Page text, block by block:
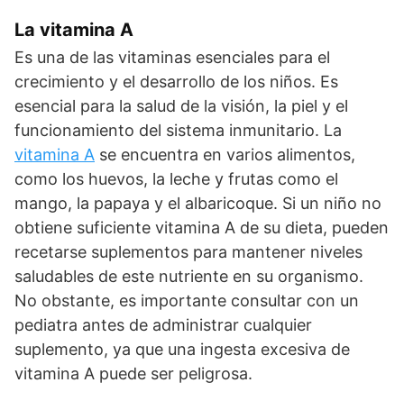
La vitamina A
Es una de las vitaminas esenciales para el
crecimiento y el desarrollo de los niños. Es
esencial para la salud de la visión, la piel y el
funcionamiento del sistema inmunitario. La
vitamina A se encuentra en varios alimentos,
como los huevos, la leche y frutas como el
mango, la papaya y el albaricoque. Si un niño no
obtiene suficiente vitamina A de su dieta, pueden
recetarse suplementos para mantener niveles
saludables de este nutriente en su organismo.
No obstante, es importante consultar con un
pediatra antes de administrar cualquier
suplemento, ya que una ingesta excesiva de
vitamina A puede ser peligrosa.